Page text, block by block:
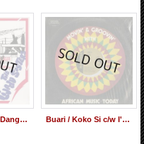
Lijadu Sisters / Danger (LP) Buari ‎/ Koko Si c/w I'm Ready (12inch)